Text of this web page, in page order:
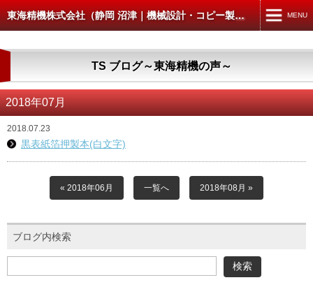
東海精機株式会社（静岡 沼津｜機械設計・コピー製本スキャン） MENU
機械設計・製図
コピー・製本・スキャン
CAD入出力
TS ブログ～東海精機の声～
2018年07月
2018.07.23
黒表紙箔押製本(白文字)
« 2018年06月 一覧へ 2018年08月 »
ブログ内検索